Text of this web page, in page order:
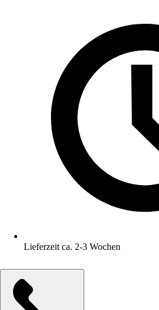
Lieferzeit ca. 2-3 Wochen